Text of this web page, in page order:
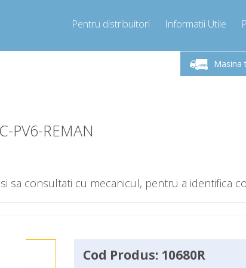
Pentru distribuitori Informatii Utile
Masina
9.00 -17.00
Sunati Acum!
Luni-
PV6-REMAN
sa consultati cu mecanicul, pentru a identifica
Cod Produs: 10680R